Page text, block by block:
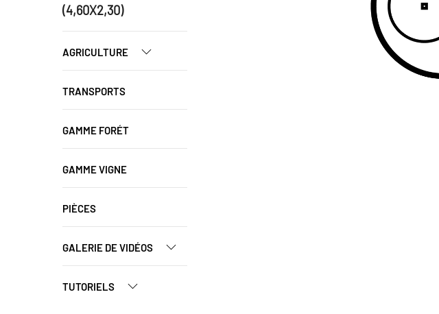
(4,60X2,30)
AGRICULTURE
TRANSPORTS
GAMME FORÉT
GAMME VIGNE
PIÈCES
GALERIE DE VIDÉOS
TUTORIELS